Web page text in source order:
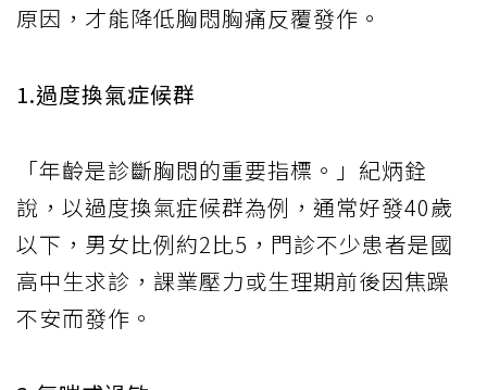
原因，才能降低胸悶胸痛反覆發作。
1.過度換氣症候群
「年齡是診斷胸悶的重要指標。」紀炳銓
說，以過度換氣症候群為例，通常好發40歲
以下，男女比例約2比5，門診不少患者是國
高中生求診，課業壓力或生理期前後因焦躁
不安而發作。